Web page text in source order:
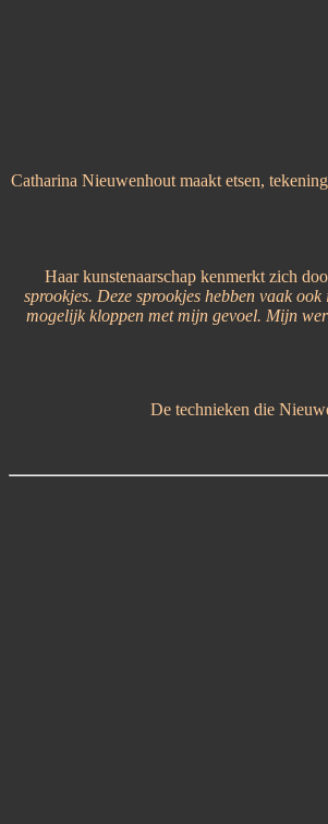
Catharina Nieuwenhout maakt etsen,
Haar kunstenaarschap kenmerkt zich
sprookjes. Deze sprookjes hebben vaak
mogelijk kloppen met mijn gevoel. Mijn
De technieken die